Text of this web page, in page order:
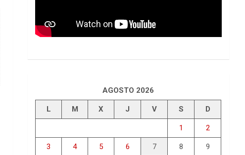
AGOSTO 2026
L M X J V S D
1 2
3 4 5 6 7 8 9